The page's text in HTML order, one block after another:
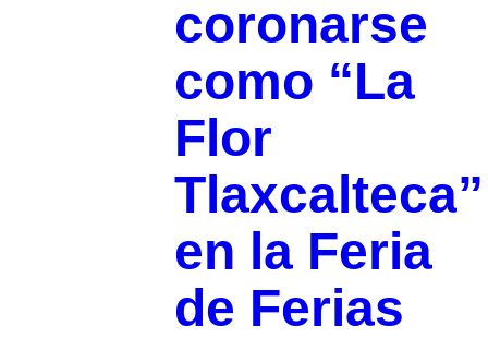
coronarse
como “La
Flor
Tlaxcalteca”
en la Feria
de Ferias